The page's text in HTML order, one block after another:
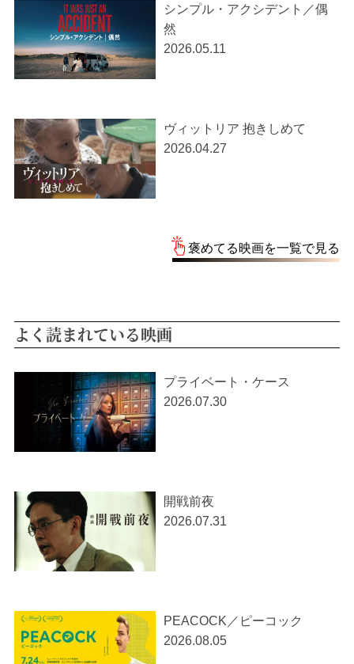
シンプル・アクシデント／偶
然
2026.05.11
ヴィットリア 抱きしめて
2026.04.27
褒めてる映画を一覧で見る
よく読まれている映画
プライベート・ケース
2026.07.30
開戦前夜
2026.07.31
PEACOCK／ピーコック
2026.08.05